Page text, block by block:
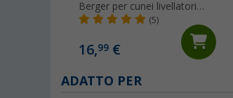
Berger per cunei livellatori
Brick Leveler
(5)
16,99 €
ADATTO PER